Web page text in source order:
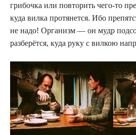
грибочка или повторить чего-то
куда вилка протянется. Ибо
не надо! Организм — он мудр
разберётся, куда руку с вилкою